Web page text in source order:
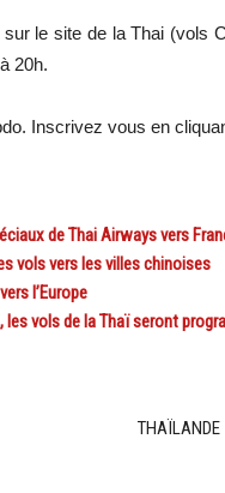
le site de la Thai (vols
20h.
Inscrivez vous en
de Thai Airways vers
vols vers les villes chinoises
l’Europe
les vols de la Thaï seront
THAÏLANDE